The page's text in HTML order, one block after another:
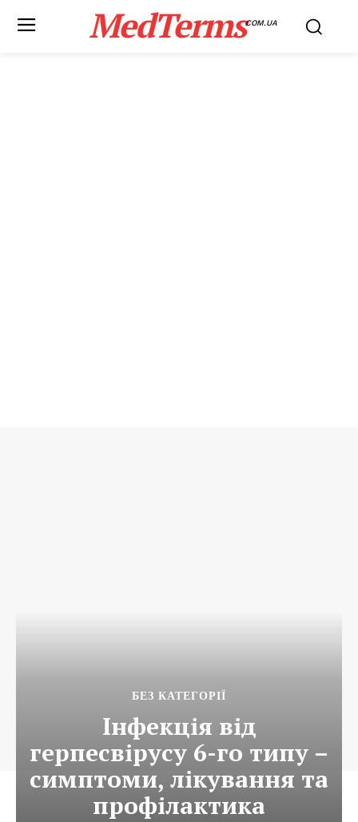
MedTermsCOM.UA
БЕЗ КАТЕГОРІЇ
Інфекція від
герпесвірусу 6-го типу –
симптоми, лікування та
профілактика